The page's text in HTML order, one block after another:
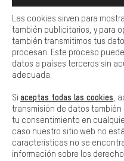
español
ES
RESCINDIR EL CONTRATO
Aviso Legal
Plataforma de
Configuración de las
Todos los precios
gastos de
preguntas de forma
Básica
Las cookies básicas
Las cookies sirven para
también publicitarios, y para
también transmitimos tus
procesan. Este proceso
datos a países terceros sin
adecuada.
Si aceptas todas las cookies ,
transmisión de datos
tu consentimiento en
caso nuestro sitio web no
características no se
información sobre los